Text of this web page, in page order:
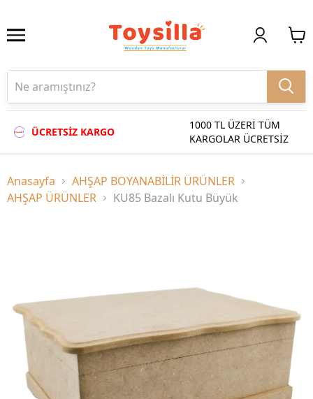
ÜCRETSİZ KARGO
1000 TL ÜZERİ TÜM
KARGOLAR ÜCRETSİZ
Anasayfa
AHŞAP BOYANABİLİR ÜRÜNLER
AHŞAP ÜRÜNLER
KU85 Bazalı Kutu Büyük